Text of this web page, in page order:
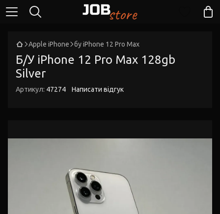
Apple iPhone бу iPhone 12 Pro Max
Б/У iPhone 12 Pro Max 128gb
Silver
Артикул: 47274 Написати відгук